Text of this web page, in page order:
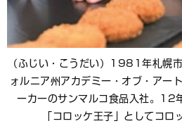
（ふじい・こうだい）1981年札幌
ォルニア州アカデミー・オブ・アー
ーカーのサンマルコ食品入社。12
「コロッケ王子」としてコロ